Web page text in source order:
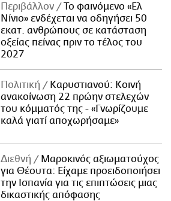
Περιβάλλον
Το φαινόμενο «Ελ
Νίνιο» ενδέχεται να οδηγήσει 50
εκατ. ανθρώπους σε κατάσταση
οξείας πείνας πριν το τέλος του
2027
Πολιτική
Καρυστιανού: Κοινή
ανακοίνωση 22 πρώην στελεχών
του κόμματός της - «Γνωρίζουμε
καλά γιατί αποχωρήσαμε»
Διεθνή
Μαροκινός αξιωματούχος
για Θέουτα: Είχαμε προειδοποιήσει
την Ισπανία για τις επιπτώσεις μιας
δικαστικής απόφασης